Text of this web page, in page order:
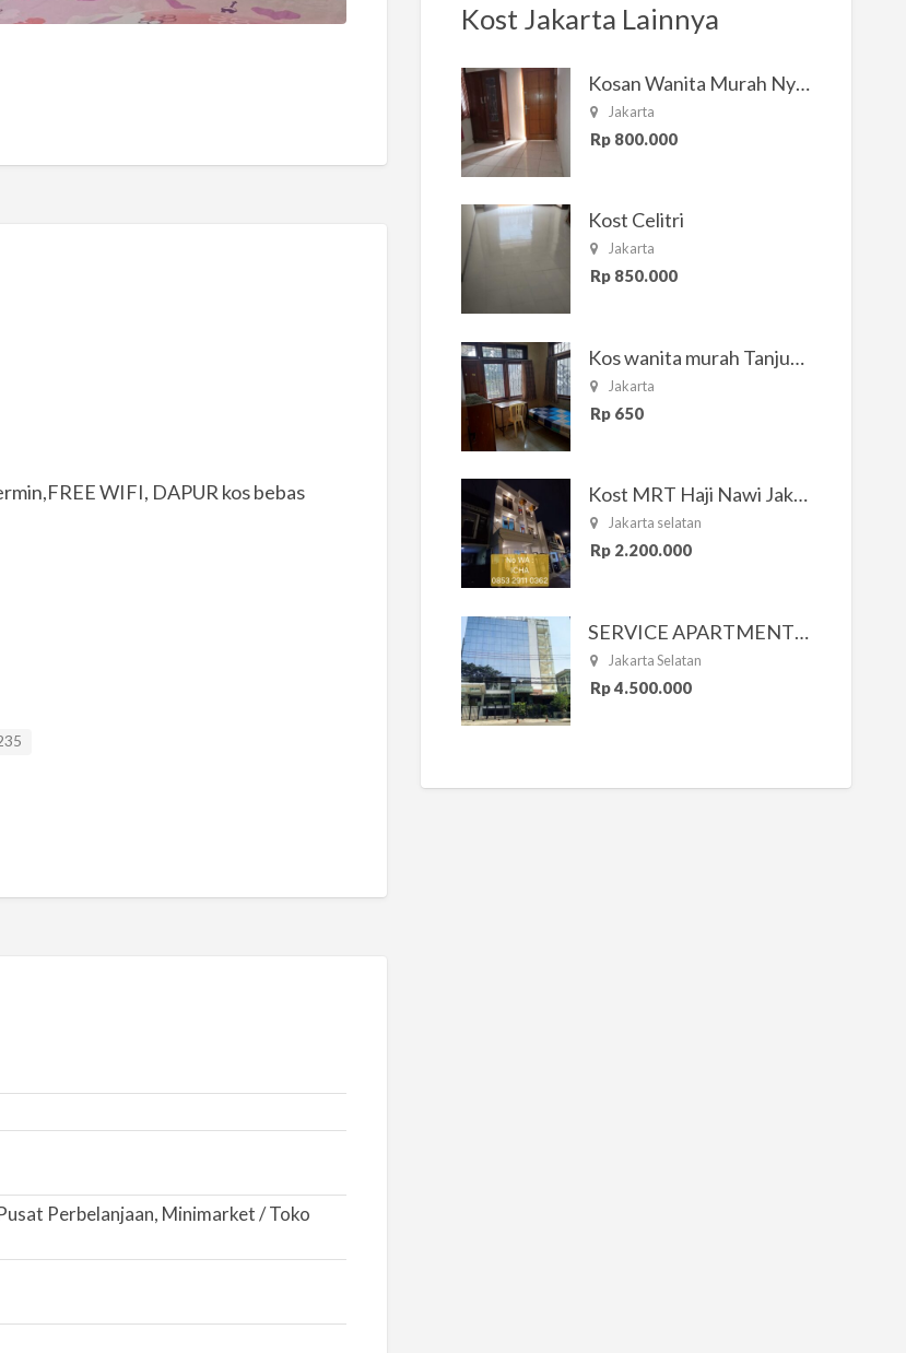
WIFI, DAPUR kos bebas
Perbelanjaan, Minimarket / Toko
Kost Jakarta Lainnya
Kosan Wanita Murah Nyaman di Jakarta Selatan
Jakarta
Rp 800.000
Kost Celitri
Jakarta
Rp 850.000
Kos wanita murah Tanjung Duren Jakarta Barat
Jakarta
Rp 650
Kost MRT Haji Nawi Jakarta Selatan
Jakarta selatan
Rp 2.200.000
SERVICE APARTMENT SOUTH RESIDENCE
Jakarta Selatan
Rp 4.500.000